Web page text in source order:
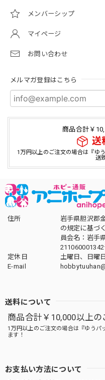
メンバーシップ
マイページ
お問い合わせ
メルマガ登録はこちら
商品合計￥
送
1万円以上のご注文の場合は『ゆ
送
住所
岩手県胆沢郡
の規定に基
員会名：岩手
定休日
土曜日、日曜
E-mail
送料について
商品合計￥10,000以上の
1万円以上のご注文の場合は『ゆうパ
ます！
お支払い方法について